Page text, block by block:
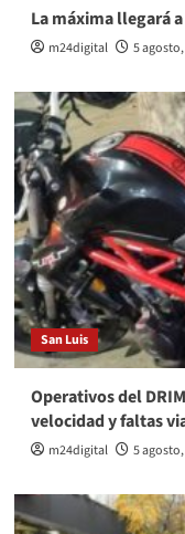
La máxima llegará a
m24digital 5
San Luis
Operativos del
velocidad y faltas
m24digital 5